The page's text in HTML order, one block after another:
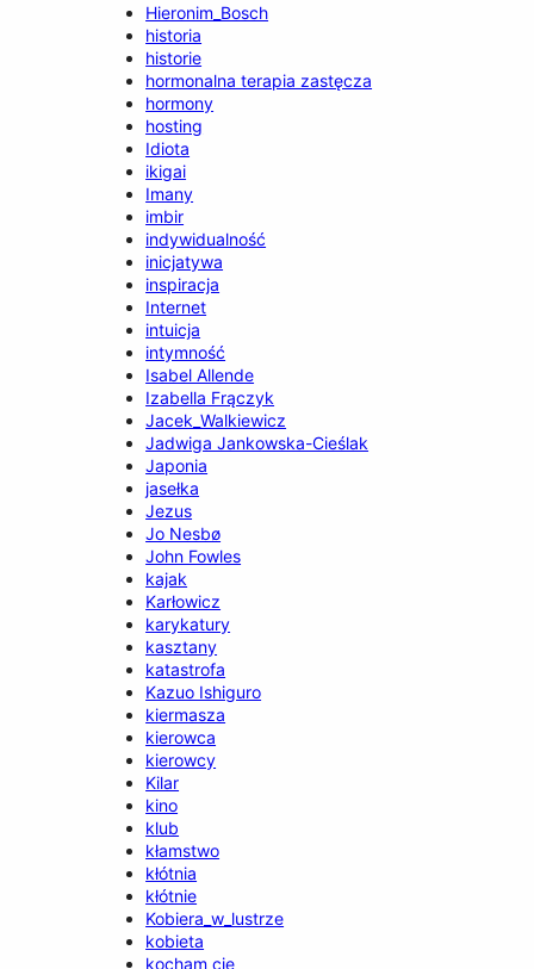
Hieronim_Bosch
historia
historie
hormonalna terapia zastęcza
hormony
hosting
Idiota
ikigai
Imany
imbir
indywidualność
inicjatywa
inspiracja
Internet
intuicja
intymność
Isabel Allende
Izabella Frączyk
Jacek_Walkiewicz
Jadwiga Jankowska-Cieślak
Japonia
jasełka
Jezus
Jo Nesbø
John Fowles
kajak
Karłowicz
karykatury
kasztany
katastrofa
Kazuo Ishiguro
kiermasza
kierowca
kierowcy
Kilar
kino
klub
kłamstwo
kłótnia
kłótnie
Kobiera_w_lustrze
kobieta
kocham cię